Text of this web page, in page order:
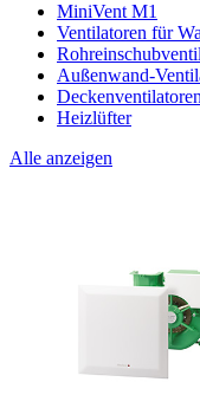
MiniVent M1
Ventilatoren für
Außenwand-
Deckenventilatoren
Heizlüfter
Alle anzeigen